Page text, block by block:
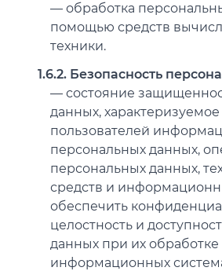
— обработка
помощью средств
техники.
1.6.2. Безопасность
— состояние
данных,
пользователей
персональных данных,
персональных данных,
средств и
обеспечить
целостность и
данных при их обработке
информационных